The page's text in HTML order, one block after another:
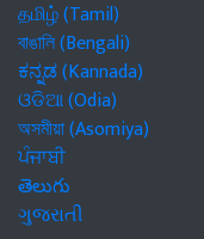
தமிழ் (Tamil)
বাঙালি (Bengali)
ಕನ್ನಡ (Kannada)
ଓଡିଆ (Odia)
অসমীয়া (Asomiya)
ਪੰਜਾਬੀ
తెలుగు
ગુજરાતી